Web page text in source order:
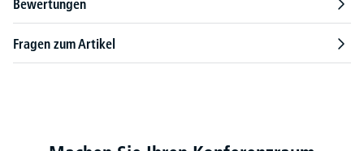
Bewertungen
Fragen zum Artikel
Produktgalerie überspringen